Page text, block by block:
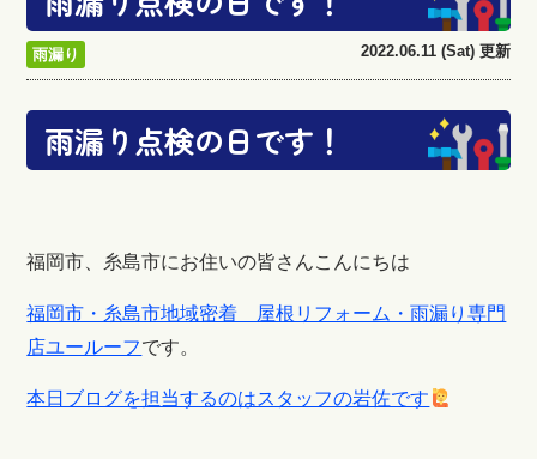
雨漏り 2022.06.11 (Sat) 更新
雨漏り点検の日です！
福岡市、糸島市にお住いの皆さんこんにちは
福岡市・糸島市地域密着 屋根リフォーム・雨漏り専門
店ユールーフです。
本日ブログを担当するのはスタッフの岩佐です